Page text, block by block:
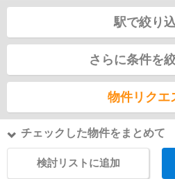
駅で絞り
さらに条件を
物件リクエ
チェックした物件をまとめて
検討リストに追加